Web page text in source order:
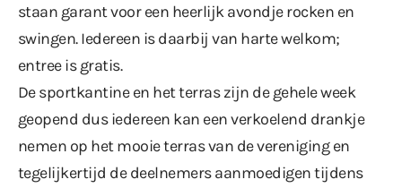
staan garant voor een heerlijk avondje rocken en
swingen. Iedereen is daarbij van harte welkom;
entree is gratis.
De sportkantine en het terras zijn de gehele week
geopend dus iedereen kan een verkoelend drankje
nemen op het mooie terras van de vereniging en
tegelijkertijd de deelnemers aanmoedigen tijdens